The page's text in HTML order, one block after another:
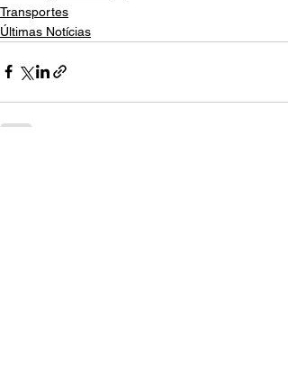
Transportes
Últimas Notícias